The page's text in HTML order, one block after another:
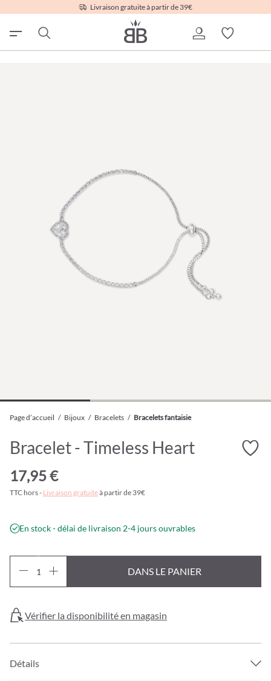
Livraison gratuite à partir de 39€
Page d’accueil / Bijoux / Bracelets / Bracelets fantaisie
Bracelet - Timeless Heart
17,95 €
TTC hors - Livraison gratuiteà partir de 39€
En stock - délai de livraison 2-4 jours ouvrables
DANS LE PANIER
Vérifier la disponibilité en magasin
Détails